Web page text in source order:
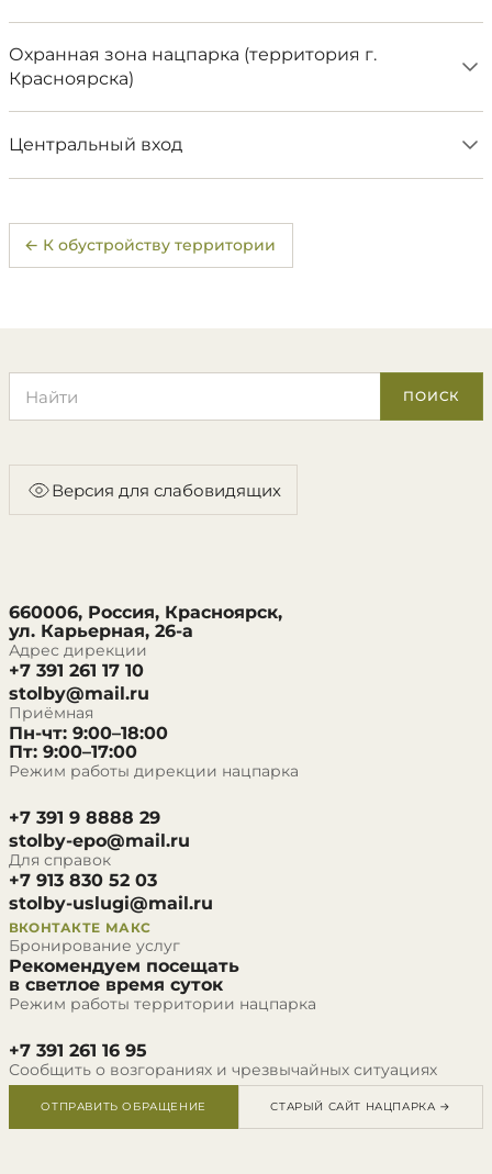
Охранная зона нацпарка (территория г.
Красноярска)
Центральный вход
← К обустройству территории
ПОИСК
Версия для слабовидящих
660006, Россия, Красноярск,
ул. Карьерная, 26-а
Адрес дирекции
+7 391 261 17 10
stolby@mail.ru
Приёмная
Пн-чт: 9:00–18:00
Пт: 9:00–17:00
Режим работы дирекции нацпарка
+7 391 9 8888 29
stolby-epo@mail.ru
Для справок
+7 913 830 52 03
stolby-uslugi@mail.ru
ВКОНТАКТЕ МАКС
Бронирование услуг
Рекомендуем посещать
в светлое время суток
Режим работы территории нацпарка
+7 391 261 16 95
Сообщить о возгораниях и чрезвычайных ситуациях
ОТПРАВИТЬ ОБРАЩЕНИЕ СТАРЫЙ САЙТ НАЦПАРКА →